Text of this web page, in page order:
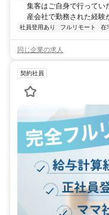
集客はご自身で行ってい
産会社で勤務された経験
社員登用あり フルリモート 在
同じ企業の求人
契約社員